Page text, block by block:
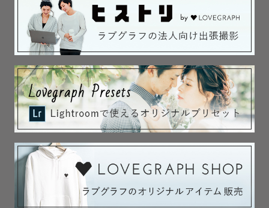
当日は天候も微妙な中、子供5人の撮影がなかなか息が
合わずにスムーズとは言えない環境でしたが、出来上がっ
た写真は全くその事を思い出さないような仕上がりで、と
また出張カメラマンさんをお願いすることがあった
ら、迷わずにタケちゃんにお願いしたいです。
💛すみません。長男がどうしてもお礼を言いたいと言う
「本当に楽しかったな～」って写真見るたびに呟いてい
ます。親としても驚くくらい...笑
タケちゃんからのメッセージに、ニコっとはにかんでい
ました。